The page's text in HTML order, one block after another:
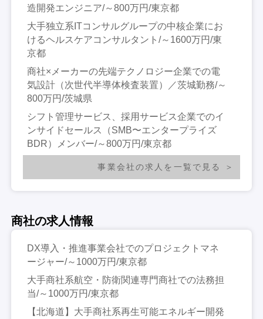
造開発エンジニア/～800万円/東京都
大手独立系ITコンサルグループの中核企業にお
けるヘルスケアコンサルタント/～1600万円/東
京都
商社×メーカーの先端テクノロジー企業での電
気設計（次世代半導体検査装置）／茨城勤務/～
800万円/茨城県
シフト管理サービス、採用サービス企業でのイ
ンサイドセールス（SMB〜エンタープライズ
BDR）メンバー/～800万円/東京都
事業会社の求人を一覧で見る
商社の求人情報
DX導入・推進事業会社でのプロジェクトマネ
ージャー/～1000万円/東京都
大手商社系航空・防衛関連専門商社での法務担
当/～1000万円/東京都
【北海道】大手商社系再生可能エネルギー開発